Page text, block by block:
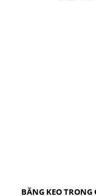
BĂNG KEO TRONG